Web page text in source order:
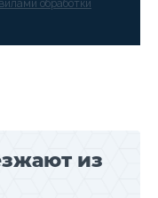
обработки
из